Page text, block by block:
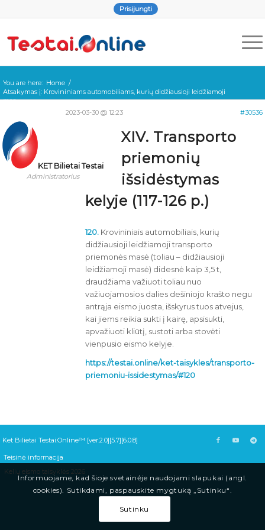
Prisijungti
You are here: Home /
Atsakymas į: Krovininiams automobiliams, kurių didžiausioji leidžiamoji
mas...
2023-03-30 @ 12:23
#30536
KET Bilietai Testai
Administratorius
XIV. Transporto
priemonių
išsidėstymas
kelyje (117-126 p.)
120. Krovininiais automobiliais, kurių
didžiausioji leidžiamoji transporto
priemonės masė (toliau – didžiausioji
leidžiamoji masė) didesnė kaip 3,5 t,
draudžiama važiuoti toliau nuo
važiuojamosios dalies dešiniojo krašto negu
antrąja eismo juosta, išskyrus tuos atvejus,
kai jiems reikia sukti į kairę, apsisukti,
apvažiuoti kliūtį, sustoti arba stovėti
vienpusio eismo kelyje.
https://testai.online/ket-taisykles/transporto-
priemoniu-issidestymas/#120
Ket Bilietai Testai.Online™ [ver.2.0][5.7][6.0.8]
Teisinė informacija
Kelių eismo taisyklės 2026
Informuojame, kad šioje svetainėje naudojami slapukai (angl.
cookies). Sutikdami, paspauskite mygtuką „Sutinku“.
Sutinku